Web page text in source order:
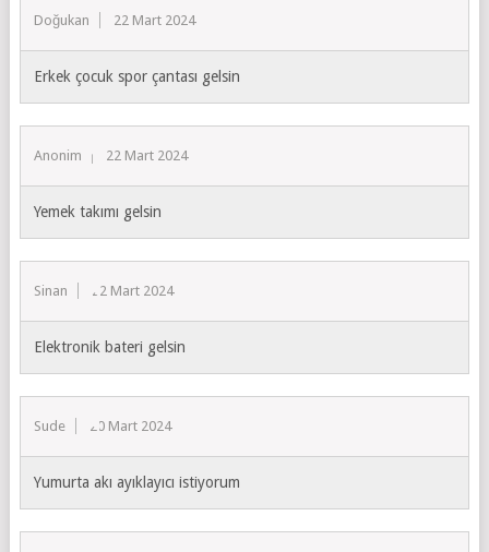
Doğukan 22 Mart 2024
Erkek çocuk spor çantası gelsin
Anonim 22 Mart 2024
Yemek takımı gelsin
Sinan 22 Mart 2024
Elektronik bateri gelsin
Sude 20 Mart 2024
Yumurta akı ayıklayıcı istiyorum